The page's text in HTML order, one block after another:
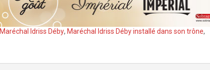
Maréchal Idriss Déby, Maréchal Idriss Déby installé dans son trône,